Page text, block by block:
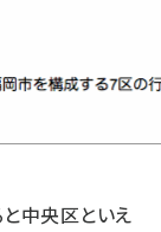
中央区といえ